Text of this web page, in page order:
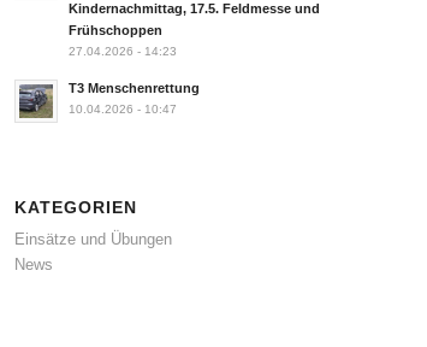
Kindernachmittag, 17.5. Feldmesse und
Frühschoppen
27.04.2026 - 14:23
T3 Menschenrettung
10.04.2026 - 10:47
KATEGORIEN
Einsätze und Übungen
News